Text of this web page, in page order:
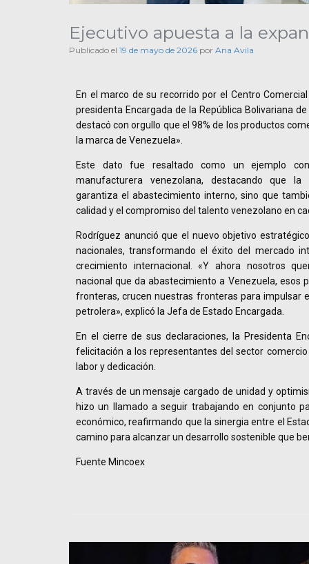
Ejecutivo apuesta a la
Publicado el 19 de mayo de 2026 por Ana Avila
En el marco de su recorrido por el Centro
presidenta Encargada de la República Bolivariana
destacó con orgullo que el 98% de los productos
la marca de Venezuela».
Este dato fue resaltado como un ejemplo
manufacturera venezolana, destacando que
garantiza el abastecimiento interno, sino que
calidad y el compromiso del talento venezolano en
Rodríguez anunció que el nuevo objetivo
nacionales, transformando el éxito del mercado
crecimiento internacional. «Y ahora nosotros
nacional que da abastecimiento a Venezuela, esos
fronteras, crucen nuestras fronteras para impulsar
petrolera», explicó la Jefa de Estado Encargada.
En el cierre de sus declaraciones, la Presidenta
felicitación a los representantes del sector
labor y dedicación.
A través de un mensaje cargado de unidad y
hizo un llamado a seguir trabajando en conjunto
económico, reafirmando que la sinergia entre el
camino para alcanzar un desarrollo sostenible que
Fuente Mincoex